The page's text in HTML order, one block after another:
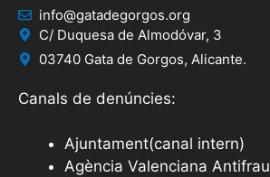
info@gatadegorgos.org
C/ Duquesa de Almodóvar, 3
03740 Gata de Gorgos, Alicante.
Canals de denúncies:
Ajuntament(canal intern)
Agència Valenciana Antifrau